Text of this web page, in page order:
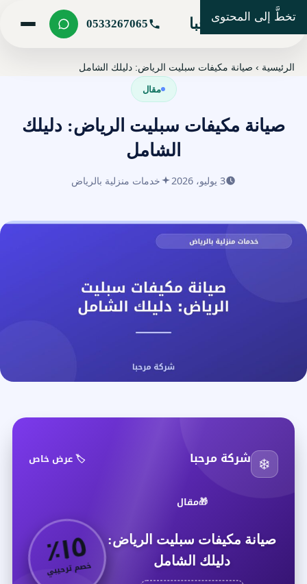
تخطَّ إلى المحتوى
شركة مرحبا 0533267065
الرئيسية ›صيانة مكيفات سبليت الرياض: دليلك الشامل
مقال
صيانة مكيفات سبليت الرياض: دليلك
الشامل
3 يوليو، 2026 خدمات منزلية بالرياض
❄️ شركة مرحبا 🏷️ عرض خاص
🎁مقال
صيانة مكيفات سبليت الرياض:
دليلك الشامل
١٥
٪
خصم ترحيبي